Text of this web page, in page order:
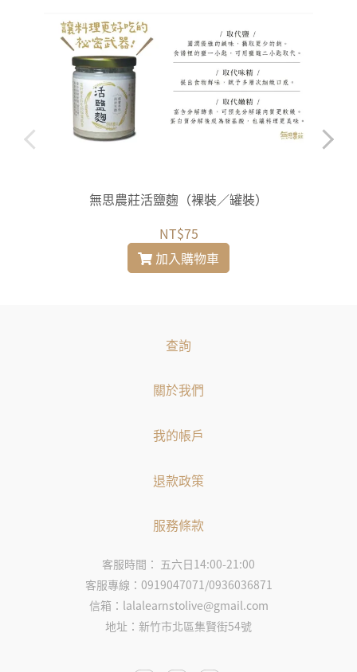
無思農莊活鹽麴（裸裝／罐裝）
NT$75
加入購物車
查詢
關於我們
我的帳戶
退款政策
服務條款
客服時間： 五六日14:00-21:00
客服專線：0919047071/0936036871
信箱：lalalearnstolive@gmail.com
地址：新竹市北區集賢街54號